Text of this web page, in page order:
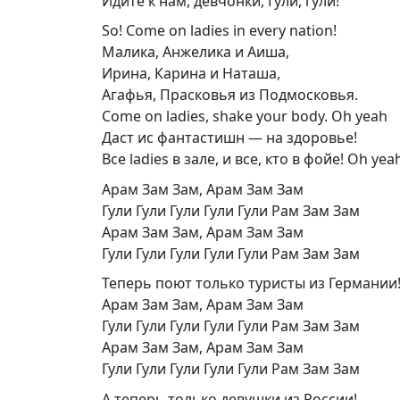
So! Come on ladies in every nation!
Малика, Анжелика и Аиша,
Ирина, Карина и Наташа,
Агафья, Прасковья из Подмосковья.
Come on ladies, shake your body. Oh yeah
Даст ис фантастишн — на здоровье!
Все ladies в зале, и все, кто в фойе! Oh
Арам Зам Зам, Арам Зам Зам
Гули Гули Гули Гули Гули Рам Зам Зам
Арам Зам Зам, Арам Зам Зам
Гули Гули Гули Гули Гули Рам Зам Зам
Теперь поют только туристы из Германии!
Арам Зам Зам, Арам Зам Зам
Гули Гули Гули Гули Гули Рам Зам Зам
Арам Зам Зам, Арам Зам Зам
Гули Гули Гули Гули Гули Рам Зам Зам